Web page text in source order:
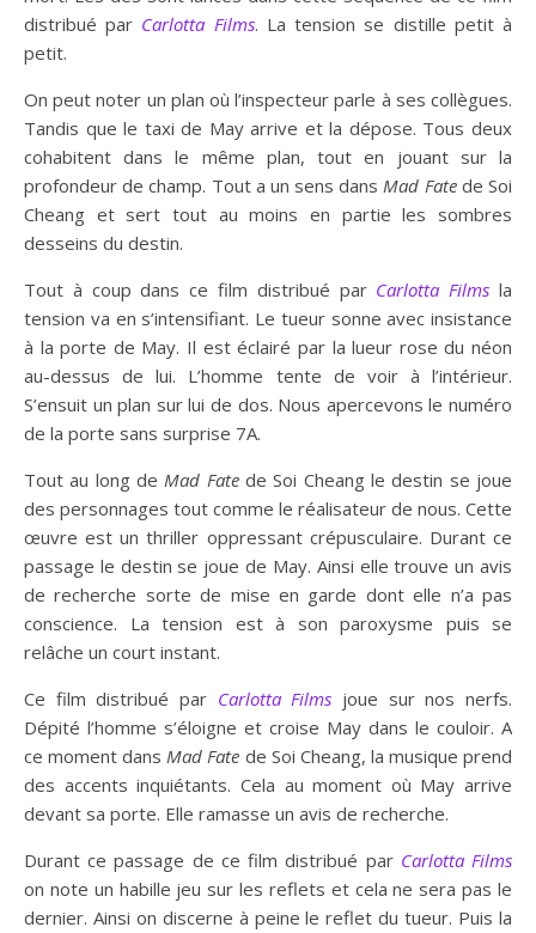
distribué par Carlotta Films. La tension se distille petit à
petit.
On peut noter un plan où l’inspecteur parle à ses collègues.
Tandis que le taxi de May arrive et la dépose. Tous deux
cohabitent dans le même plan, tout en jouant sur la
profondeur de champ. Tout a un sens dansMad Fatede Soi
Cheang et sert tout au moins en partie les sombres
desseins du destin.
Tout à coup dans ce film distribué par Carlotta Films la
tension va en s’intensifiant. Le tueur sonne avec insistance
à la porte de May. Il est éclairé par la lueur rose du néon
au-dessus de lui. L’homme tente de voir à l’intérieur.
S’ensuit un plan sur lui de dos. Nous apercevons le numéro
de la porte sans surprise 7A.
Tout au long deMad Fatede Soi Cheang le destin se joue
des personnages tout comme le réalisateur de nous. Cette
œuvre est un thriller oppressant crépusculaire. Durant ce
passage le destin se joue de May. Ainsi elle trouve un avis
de recherche sorte de mise en garde dont elle n’a pas
conscience. La tension est à son paroxysme puis se
relâche un court instant.
Ce film distribué par Carlotta Films joue sur nos nerfs.
Dépité l’homme s’éloigne et croise May dans le couloir. A
ce moment dansMad Fate de Soi Cheang, la musique prend
des accents inquiétants. Cela au moment où May arrive
devant sa porte. Elle ramasse un avis de recherche.
Durant ce passage de ce film distribué par Carlotta Films
on note un habille jeu sur les reflets et cela ne sera pas le
dernier. Ainsi on discerne à peine le reflet du tueur. Puis la